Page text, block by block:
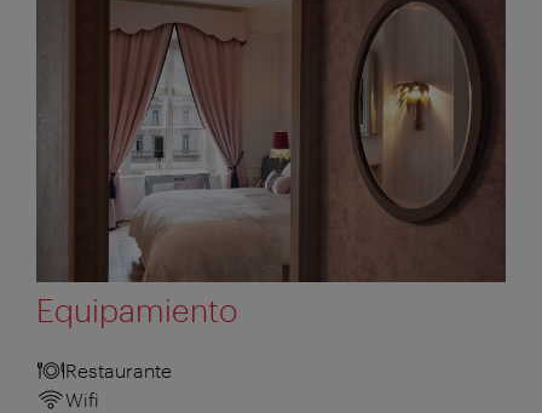
Equipamiento
Restaurante
Wifi